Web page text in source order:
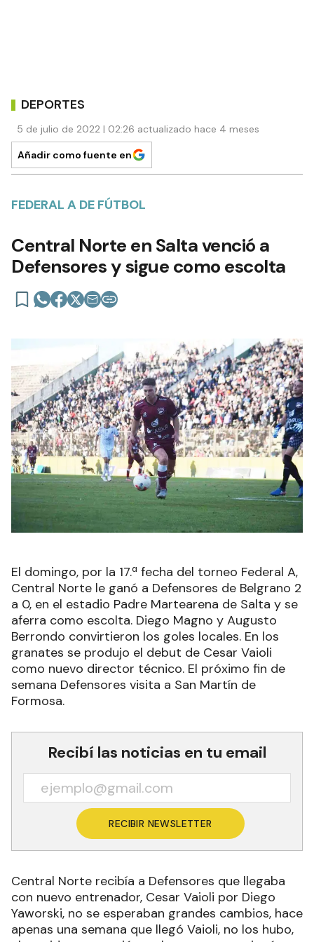
DEPORTES
5 de julio de 2022 | 02:26 actualizado hace 4 meses
Añadir como fuente en
FEDERAL A DE FÚTBOL
Central Norte en Salta venció a
Defensores y sigue como escolta
El domingo, por la 17.ª fecha del torneo Federal A,
Central Norte le ganó a Defensores de Belgrano 2
a 0, en el estadio Padre Martearena de Salta y se
aferra como escolta. Diego Magno y Augusto
Berrondo convirtieron los goles locales. En los
granates se produjo el debut de Cesar Vaioli
como nuevo director técnico. El próximo fin de
semana Defensores visita a San Martín de
Formosa.
Recibí las noticias en tu email
RECIBIR NEWSLETTER
Central Norte recibía a Defensores que llegaba
con nuevo entrenador, Cesar Vaioli por Diego
Yaworski, no se esperaban grandes cambios, hace
apenas una semana que llegó Vaioli, no los hubo,